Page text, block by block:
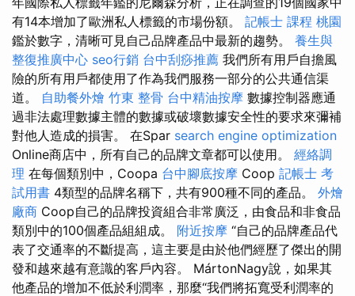
有14本增加了歐洲私人標籤的市場份額。 記帳士 課程 桃園
鑑於數字，清晰可見自己品牌產品中最新的趨勢。 養生與
整復推廣中心 seo行銷 台中刮痧推薦 我們所有用戶自擔風
險的所有用戶都使用了作為我們服務一部分的公共通信渠
道。 自助餐外燴 竹東 整骨 台中精油按摩 數據控制器應通
過非法處理數據主體的數據或破壞數據安全性的要求來彌補
對他人造成的損害。 在Spar search engine optimization
Online商店中，所有自己的品牌文章都可以使用。 經絡調
理 在每個類別中，Coopa 台中腳底按摩 Coop 記帳士 考
試用書 4類型的品牌名稱下，共有900種不同的產品。 外燴
廠商 Coop自己的品牌投資組合非常廣泛，由食品和非食品
類別中的100個產品組組成。 附近按摩 “自己的品牌產品代
表了交通率的不斷提高，這主要是由於他們經歷了傑出的開
發和越來越有意識的客戶內容。 MártonNagy說，如果其
他產品的增加不低於利潤率，那麼“我們將拓寬受利潤率的